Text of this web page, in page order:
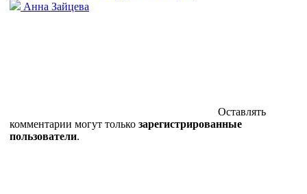
Анна Зайцева
Оставлять
комментарии могут только зарегистрированные
пользователи.